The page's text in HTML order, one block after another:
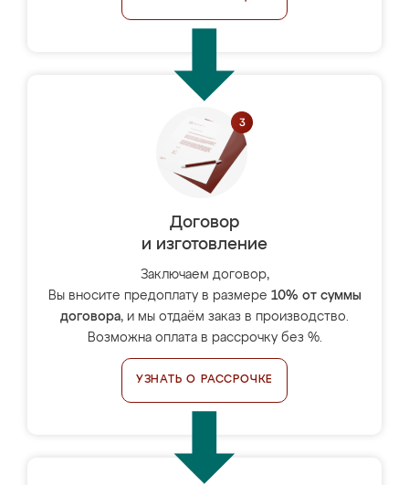
Договор
и изготовление
Заключаем договор,
Вы вносите предоплату в размере 10% от суммы
договора, и мы отдаём заказ в производство.
Возможна оплата в рассрочку без %.
УЗНАТЬ О РАССРОЧКЕ